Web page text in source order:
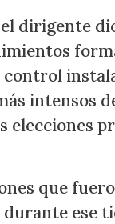
dirigente
control
intensos
elecciones
que
ese